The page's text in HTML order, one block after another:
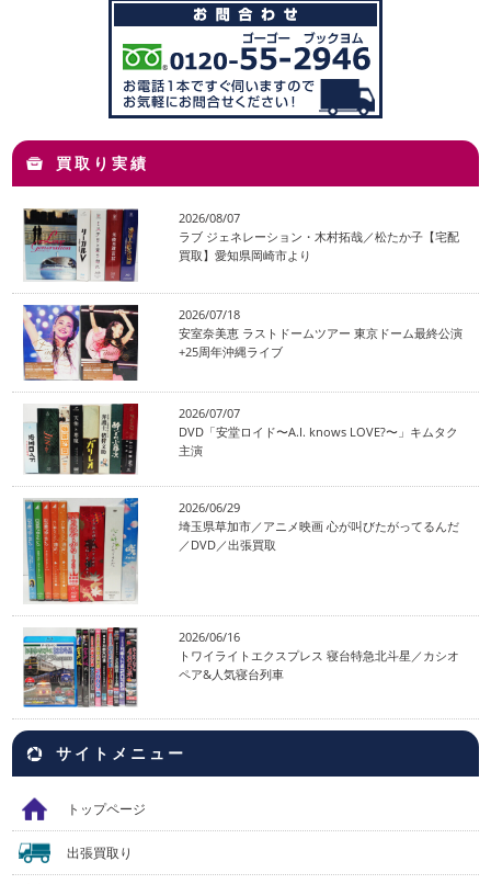
買取り実績
2026/08/07
ラブ ジェネレーション・木村拓哉／松たか子【宅配
買取】愛知県岡崎市より
2026/07/18
安室奈美恵 ラストドームツアー 東京ドーム最終公演
+25周年沖縄ライブ
2026/07/07
DVD「安堂ロイド〜A.I. knows LOVE?〜」キムタク
主演
2026/06/29
埼玉県草加市／アニメ映画 心が叫びたがってるんだ
／DVD／出張買取
2026/06/16
トワイライトエクスプレス 寝台特急北斗星／カシオ
ペア&人気寝台列車
サイトメニュー
トップページ
出張買取り